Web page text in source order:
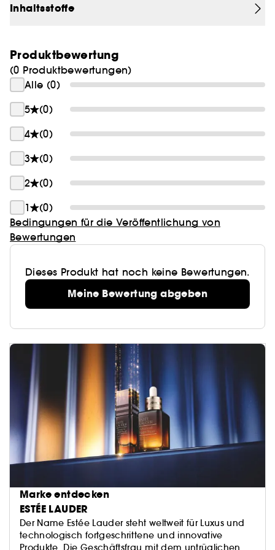
schmeicheln.
Inhaltsstoffe
Produktbewertung
(0 Produktbewertungen)
Alle (0)
5
(0)
4
(0)
3
(0)
2
(0)
1
(0)
Bedingungen für die Veröffentlichung von
Bewertungen
Dieses Produkt hat noch keine Bewertungen.
Meine Bewertung abgeben
Marke entdecken
ESTÉE LAUDER
Der Name Estée Lauder steht weltweit für Luxus und
technologisch fortgeschrittene und innovative
Produkte. Die Geschäftsfrau mit dem untrüglichen